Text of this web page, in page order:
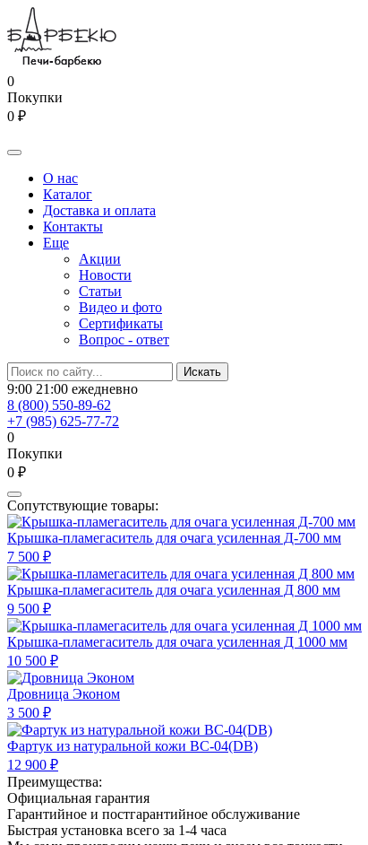
0
Покупки
0 ₽
О нас
Каталог
Доставка и оплата
Контакты
Еще
Акции
Новости
Статьи
Видео и фото
Сертификаты
Вопрос - ответ
9:00 21:00 ежедневно
8 (800) 550-89-62
+7 (985) 625-77-72
0
Покупки
0 ₽
Сопутствующие товары:
Крышка-пламегаситель для очага усиленная Д-700 мм
7 500 ₽
Крышка-пламегаситель для очага усиленная Д 800 мм
9 500 ₽
Крышка-пламегаситель для очага усиленная Д 1000 мм
10 500 ₽
Дровница Эконом
3 500 ₽
Фартук из натуральной кожи ВС-04(DB)
12 900 ₽
Преимущества:
Официальная гарантия
Гарантийное и постгарантийное обслуживание
Быстрая установка всего за 1-4 часа